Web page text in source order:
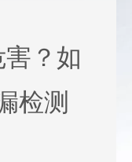
？如
检测